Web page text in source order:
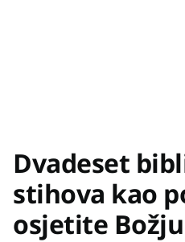
Dvadeset
stihova kao
osjetite